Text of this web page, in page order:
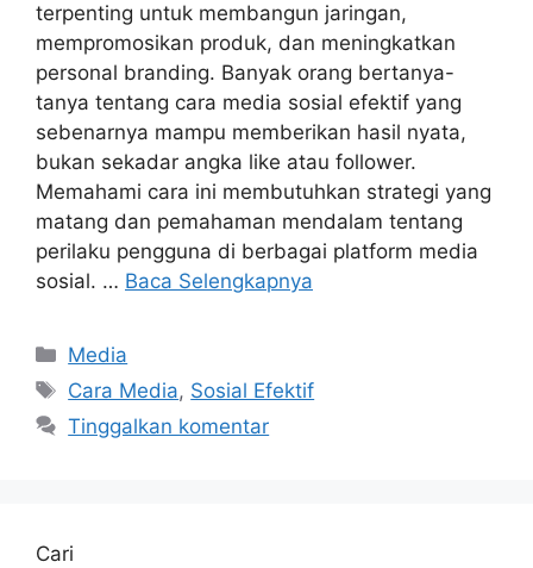
terpenting untuk membangun jaringan,
mempromosikan produk, dan meningkatkan
personal branding. Banyak orang bertanya-
tanya tentang cara media sosial efektif yang
sebenarnya mampu memberikan hasil nyata,
bukan sekadar angka like atau follower.
Memahami cara ini membutuhkan strategi yang
matang dan pemahaman mendalam tentang
perilaku pengguna di berbagai platform media
sosial. … Baca Selengkapnya
Kategori
Media
Tag
Cara Media, Sosial Efektif
Tinggalkan komentar
Cari